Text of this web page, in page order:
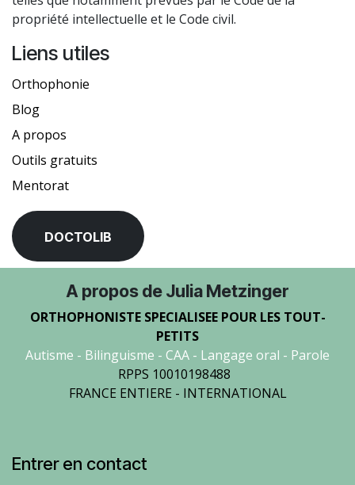
propriété intellectuelle et le Code civil.
Liens utiles
Orthophonie
Blog
A propos
Outils gratuits
Mentorat
DOCTOLIB
A propos de Julia Metzinger
ORTHOPHONISTE SPECIALISEE POUR LES TOUT-
PETITS
Autisme - Bilinguisme - CAA - Langage oral - Parole
RPPS 10010198488
FRANCE ENTIERE - INTERNATIONAL
Entrer en contact